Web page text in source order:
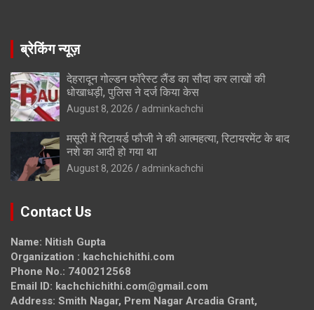
ब्रेकिंग न्यूज़
देहरादून गोल्डन फॉरेस्ट लैंड का सौदा कर लाखों की
धोखाधड़ी, पुलिस ने दर्ज किया केस
August 8, 2026 adminkachchi
मसूरी में रिटायर्ड फौजी ने की आत्महत्या, रिटायरमेंट के बाद
नशे का आदी हो गया था
August 8, 2026 adminkachchi
Contact Us
Name: Nitish Gupta
Organization : kachchichithi.com
Phone No.: 7400212568
Email ID: kachchichithi.com@gmail.com
Address: Smith Nagar, Prem Nagar Arcadia Grant,